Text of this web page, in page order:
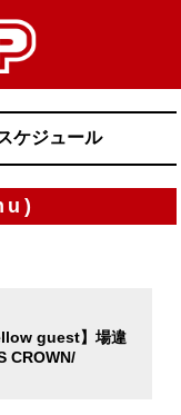
ケジュール
guest】場違
CROWN/